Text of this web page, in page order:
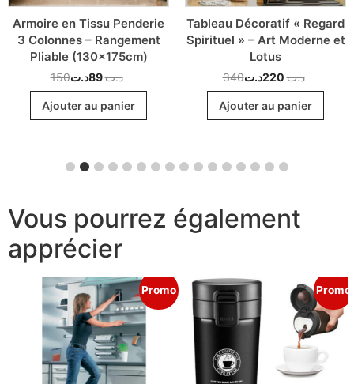
Armoire en Tissu Penderie
3 Colonnes – Rangement
Pliable (130x175cm)
150 د.ت89د.ت
Ajouter au panier
Tableau Décoratif « Regard
Spirituel » – Art Moderne et
Lotus
340 د.ت 220د.ت
Ajouter au panier
Vous pourrez également
apprécier
Promo Promo